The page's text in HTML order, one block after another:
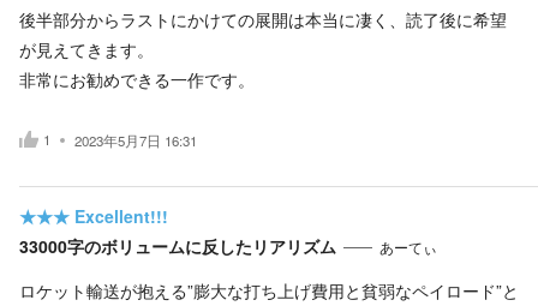
後半部分からラストにかけての展開は本当に凄く、読了後に希望
が見えてきます。
非常にお勧めできる一作です。
1 2023年5月7日 16:31
★★★ Excellent!!!
33000字のボリュームに反したリアリズム
あーてぃ
ロケット輸送が抱える”膨大な打ち上げ費用と貧弱なペイロード”と